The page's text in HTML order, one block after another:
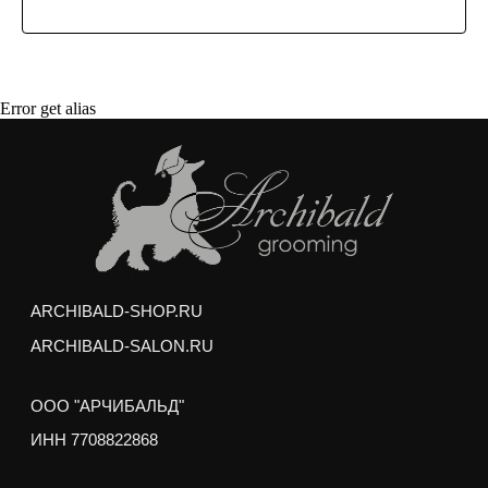
Error get alias
Гигиеническая обработка ушей и глаз
Груминг выполняется опытными стажерами
Академии Груминга Арчибальд, и может занять на
50% больше обычного времени, но
РЕЗУЛЬТАТ НЕ БУДЕТ ОТЛИЧАТЬСЯ
Услуги можно получить в любом зоосалоне
Арчибальд по адресам:
м. пр. Вернадского,пр. Вернадского 27/1
Отзывы наших клиентов-